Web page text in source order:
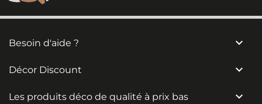
Besoin d'aide ? 
Décor Discount 
Les produits déco de qualité à prix bas 